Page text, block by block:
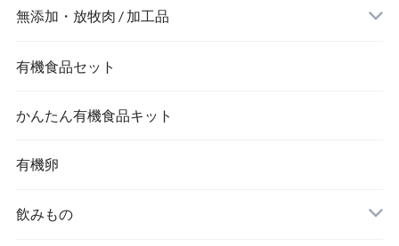
無添加・放牧肉 / 加工品
有機食品セット
かんたん有機食品キット
有機卵
飲みもの